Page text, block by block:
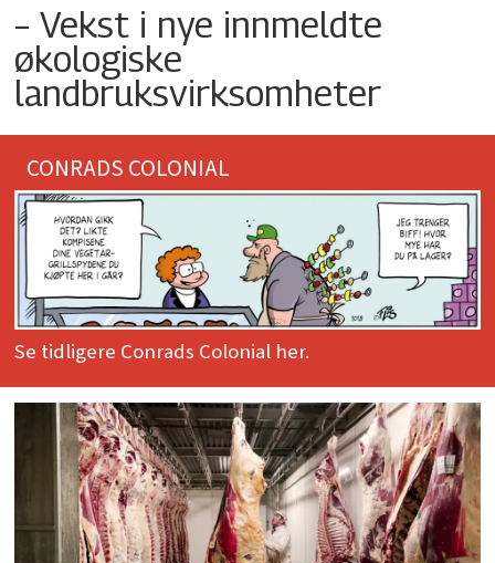
– Vekst i nye innmeldte
økologiske
landbruksvirksomheter
CONRADS COLONIAL
Se tidligere Conrads Colonial her.